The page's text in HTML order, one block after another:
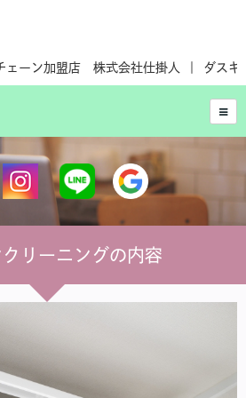
ェーン加盟店 株式会社仕掛人 ダスキ
リーニングの内容